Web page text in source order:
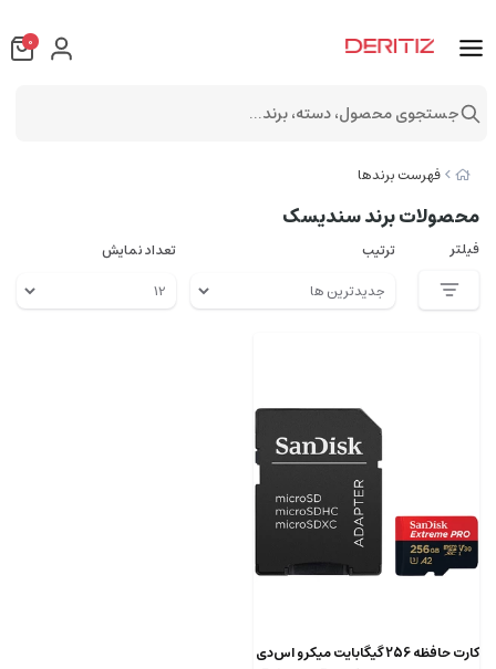
فهرست برندها
محصولات برند سندیسک
فیلتر ترتیب تعداد نمایش
کارت حافظه 256 گیگابایت میکرو اس‌دی
0
جستجوی محصول، دسته، برند...